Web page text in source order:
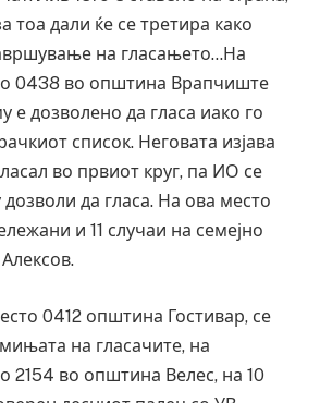
тоа дали ќе се третира како
на гласањето…На
0438 во општина Врапчиште
е дозволено да гласа иако го
список. Неговата изјава
во првиот круг, па ИО се
да гласа. На ова место
и 11 случаи на семејно
0412 општина Гостивар, се
на гласачите, на
2154 во општина Велес, на 10